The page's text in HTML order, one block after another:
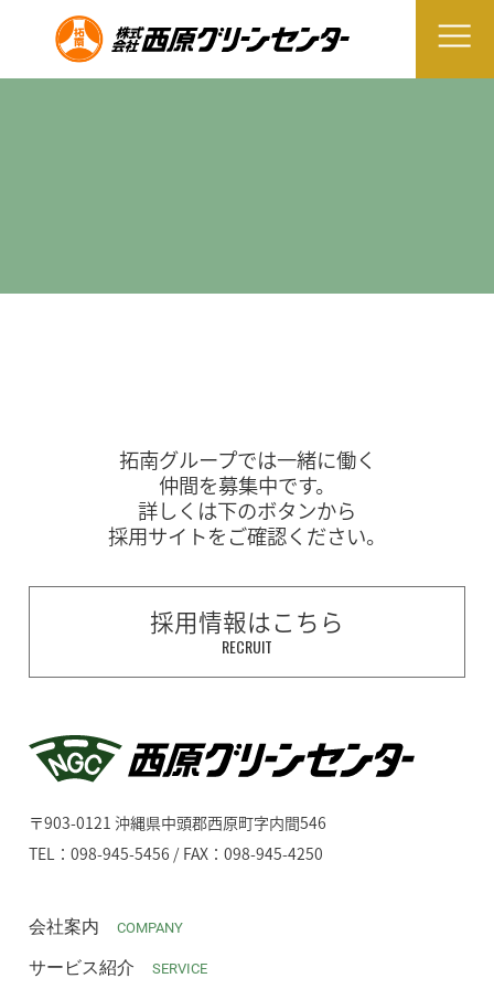
拓南グループでは一緒に働く
仲間を募集中です。
詳しくは下のボタンから
採用サイトをご確認ください。
採用情報はこちら
RECRUIT
〒903-0121 沖縄県中頭郡西原町字内間546
TEL：098-945-5456 / FAX：098-945-4250
会社案内 COMPANY
サービス紹介 SERVICE